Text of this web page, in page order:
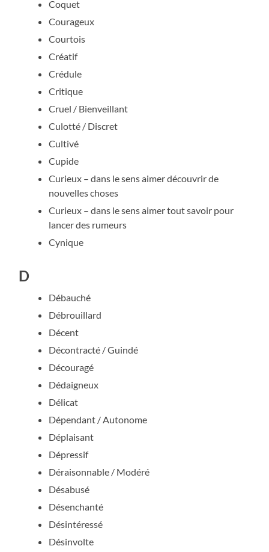
Coquet
Courageux
Courtois
Créatif
Crédule
Critique
Cruel / Bienveillant
Culotté / Discret
Cultivé
Cupide
Curieux – dans le sens aimer découvrir de
nouvelles choses
Curieux – dans le sens aimer tout savoir pour
lancer des rumeurs
Cynique
D
Débauché
Débrouillard
Décent
Décontracté / Guindé
Découragé
Dédaigneux
Délicat
Dépendant / Autonome
Déplaisant
Dépressif
Déraisonnable / Modéré
Désabusé
Désenchanté
Désintéressé
Désinvolte